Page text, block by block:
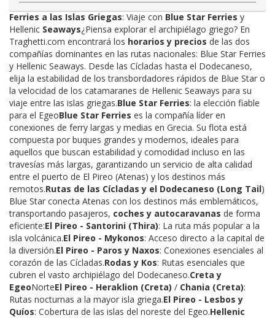
Ferries a las Islas Griegas: Viaje con Blue Star Ferries y
Hellenic Seaways¿Piensa explorar el archipiélago griego? En
Traghetti.com encontrará los horarios y precios de las dos
compañías dominantes en las rutas nacionales: Blue Star Ferries
y Hellenic Seaways. Desde las Cícladas hasta el Dodecaneso,
elija la estabilidad de los transbordadores rápidos de Blue Star o
la velocidad de los catamaranes de Hellenic Seaways para su
viaje entre las islas griegas.Blue Star Ferries: la elección fiable
para el EgeoBlue Star Ferries es la compañía líder en
conexiones de ferry largas y medias en Grecia. Su flota está
compuesta por buques grandes y modernos, ideales para
aquellos que buscan estabilidad y comodidad incluso en las
travesías más largas, garantizando un servicio de alta calidad
entre el puerto de El Pireo (Atenas) y los destinos más
remotos.Rutas de las Cícladas y el Dodecaneso (Long Tail)
Blue Star conecta Atenas con los destinos más emblemáticos,
transportando pasajeros, coches y autocaravanas de forma
eficiente:El Pireo - Santorini (Thira): La ruta más popular a la
isla volcánica.El Pireo - Mykonos: Acceso directo a la capital de
la diversión.El Pireo - Paros y Naxos: Conexiones esenciales al
corazón de las Cícladas.Rodas y Kos: Rutas esenciales que
cubren el vasto archipiélago del Dodecaneso.Creta y
EgeoNorteEl Pireo - Heraklion (Creta) / Chania (Creta):
Rutas nocturnas a la mayor isla griega.El Pireo - Lesbos y
Quíos: Cobertura de las islas del noreste del Egeo.Hellenic